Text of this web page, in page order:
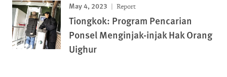
May 4, 2023 Report
Tiongkok: Program Pencarian
Ponsel Menginjak-injak Hak Orang
Uighur